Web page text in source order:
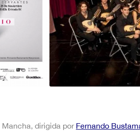
dirigida por Fernando